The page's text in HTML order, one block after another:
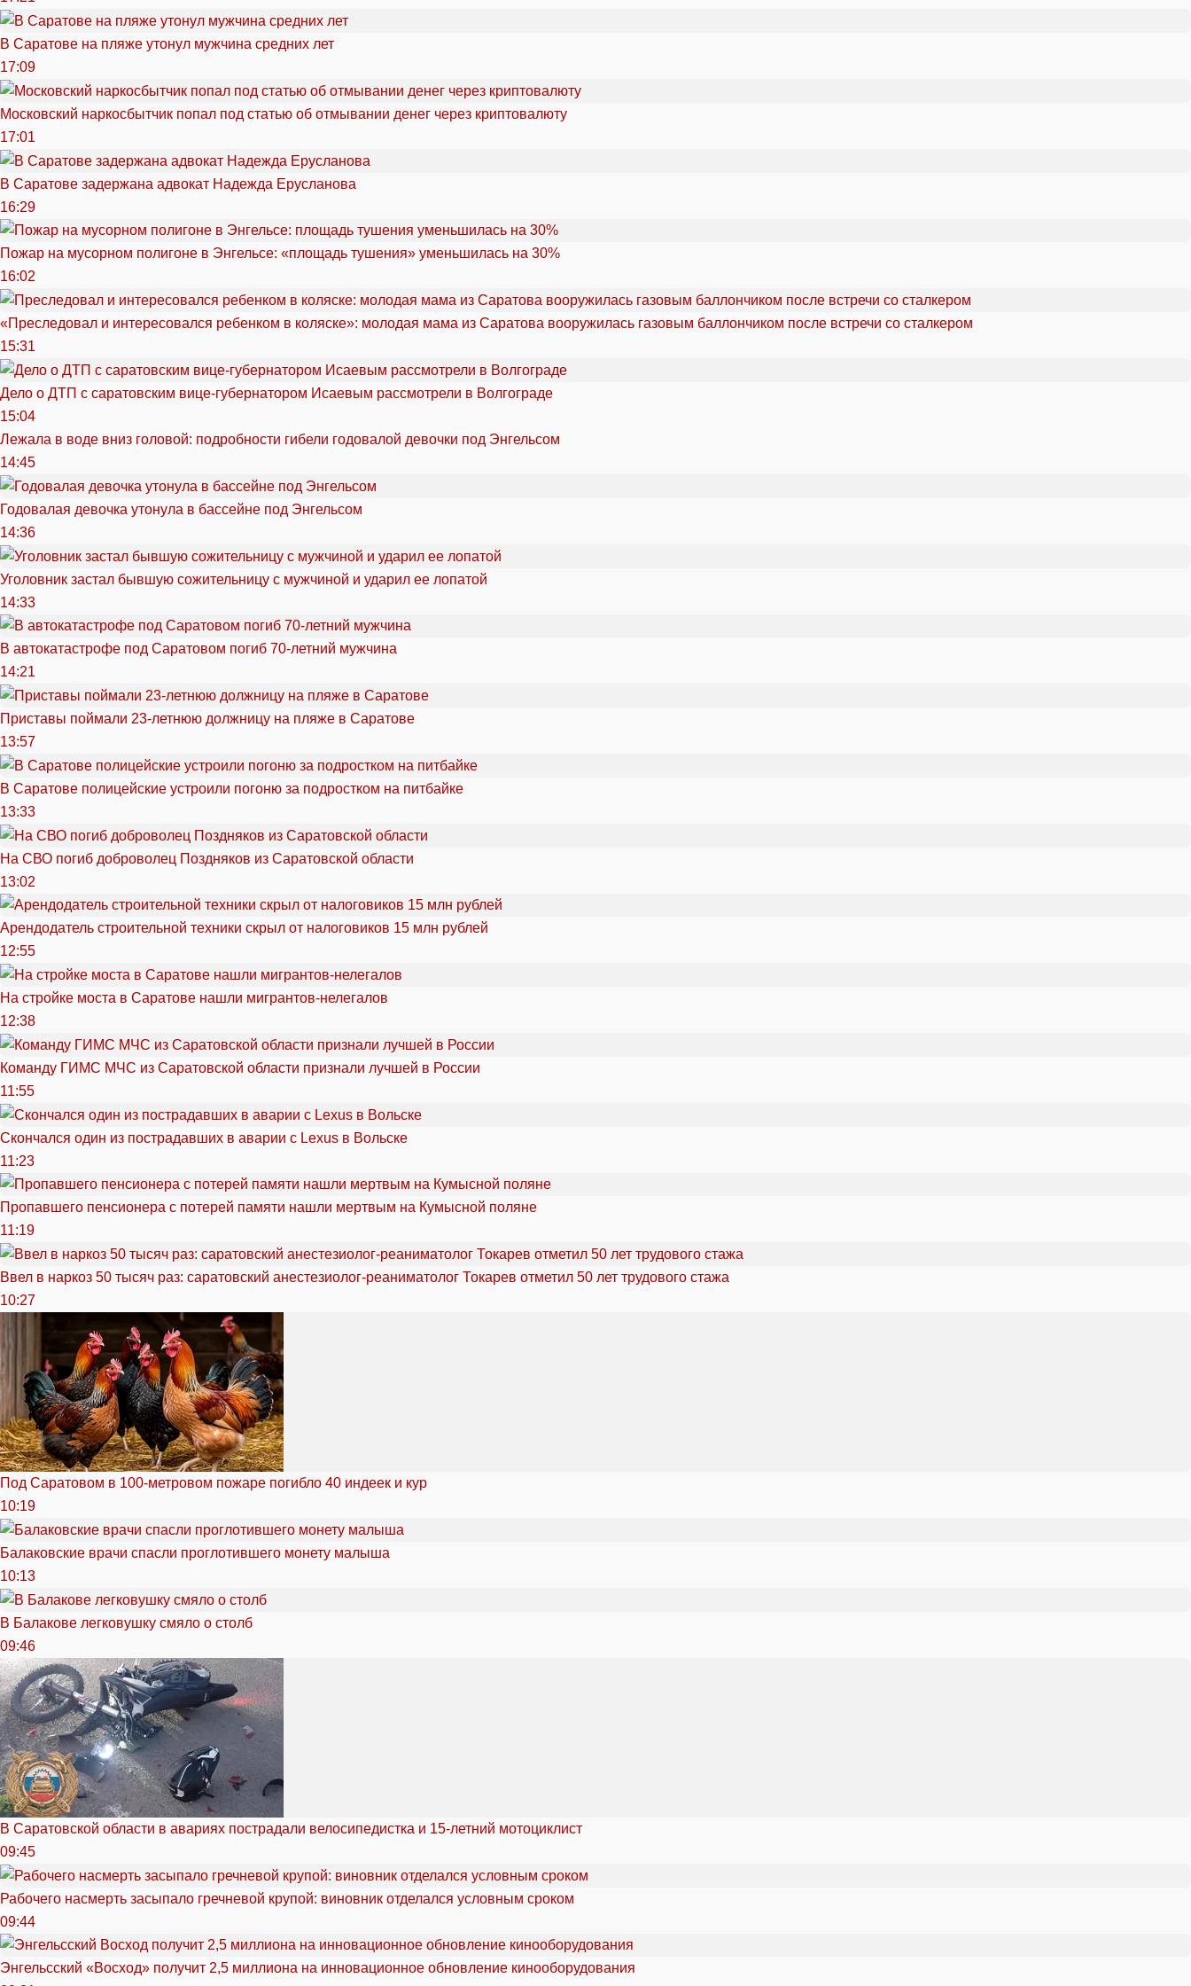
В Саратове на пляже утонул мужчина средних лет
17:09
Московский наркосбытчик попал под статью об отмывании денег через криптовалюту
17:01
В Саратове задержана адвокат Надежда Ерусланова
16:29
Пожар на мусорном полигоне в Энгельсе: «площадь тушения» уменьшилась на 30%
16:02
«Преследовал и интересовался ребенком в коляске»: молодая мама из Саратова вооружилась газовым баллончиком после встречи со сталкером
15:31
Дело о ДТП с саратовским вице-губернатором Исаевым рассмотрели в Волгограде
15:04
Лежала в воде вниз головой: подробности гибели годовалой девочки под Энгельсом
14:45
Годовалая девочка утонула в бассейне под Энгельсом
14:36
Уголовник застал бывшую сожительницу с мужчиной и ударил ее лопатой
14:33
В автокатастрофе под Саратовом погиб 70-летний мужчина
14:21
Приставы поймали 23-летнюю должницу на пляже в Саратове
13:57
В Саратове полицейские устроили погоню за подростком на питбайке
13:33
На СВО погиб доброволец Поздняков из Саратовской области
13:02
Арендодатель строительной техники скрыл от налоговиков 15 млн рублей
12:55
На стройке моста в Саратове нашли мигрантов-нелегалов
12:38
Команду ГИМС МЧС из Саратовской области признали лучшей в России
11:55
Скончался один из пострадавших в аварии c Lexus в Вольске
11:23
Пропавшего пенсионера с потерей памяти нашли мертвым на Кумысной поляне
11:19
Ввел в наркоз 50 тысяч раз: саратовский анестезиолог-реаниматолог Токарев отметил 50 лет трудового стажа
10:27
Под Саратовом в 100-метровом пожаре погибло 40 индеек и кур
10:19
Балаковские врачи спасли проглотившего монету малыша
10:13
В Балакове легковушку смяло о столб
09:46
В Саратовской области в авариях пострадали велосипедистка и 15-летний мотоциклист
09:45
Рабочего насмерть засыпало гречневой крупой: виновник отделался условным сроком
09:44
Энгельсский «Восход» получит 2,5 миллиона на инновационное обновление кинооборудования